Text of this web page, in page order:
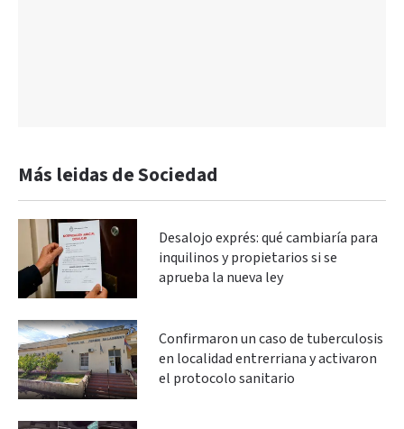
Más leidas de Sociedad
Desalojo exprés: qué cambiaría para
inquilinos y propietarios si se
aprueba la nueva ley
Confirmaron un caso de tuberculosis
en localidad entrerriana y activaron
el protocolo sanitario